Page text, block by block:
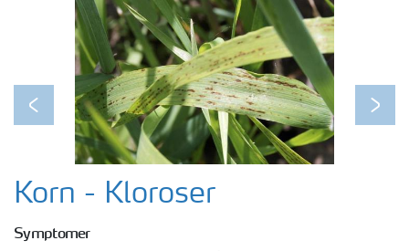
Previous Next
Korn - Kloroser
Symptomer